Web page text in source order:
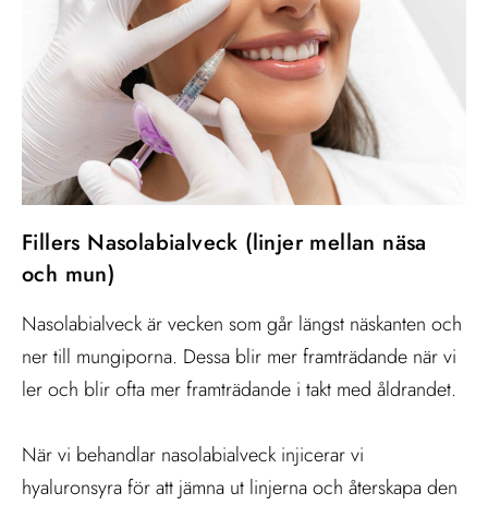
Fillers Nasolabialveck (linjer mellan näsa
och mun)
Nasolabialveck är vecken som går längst näskanten och
ner till mungiporna. Dessa blir mer framträdande när vi
ler och blir ofta mer framträdande i takt med åldrandet.
När vi behandlar nasolabialveck injicerar vi
hyaluronsyra för att jämna ut linjerna och återskapa den